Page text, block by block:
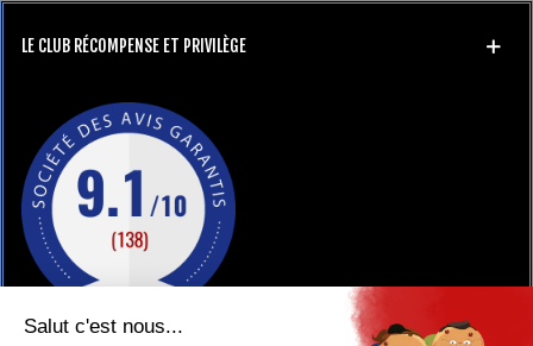
LE CLUB RÉCOMPENSE ET PRIVILÈGE